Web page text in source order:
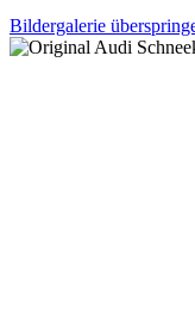
Bildergalerie